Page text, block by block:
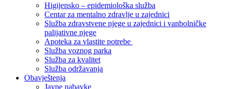
Higijensko – epidemiološka služba
Centar za mentalno zdravlje u zajednici
Služba zdravstvene njege u zajednici i vanbolničke
palijativne njege
Apoteka za vlastite potrebe
Služba voznog parka
Služba za kvalitet
Služba održavanja
Obavještenja
Javne nabavke